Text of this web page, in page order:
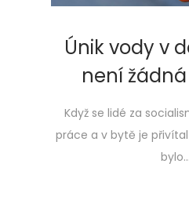
Únik vody v
není
Když se lidé za
práce a v bytě je
bylo…